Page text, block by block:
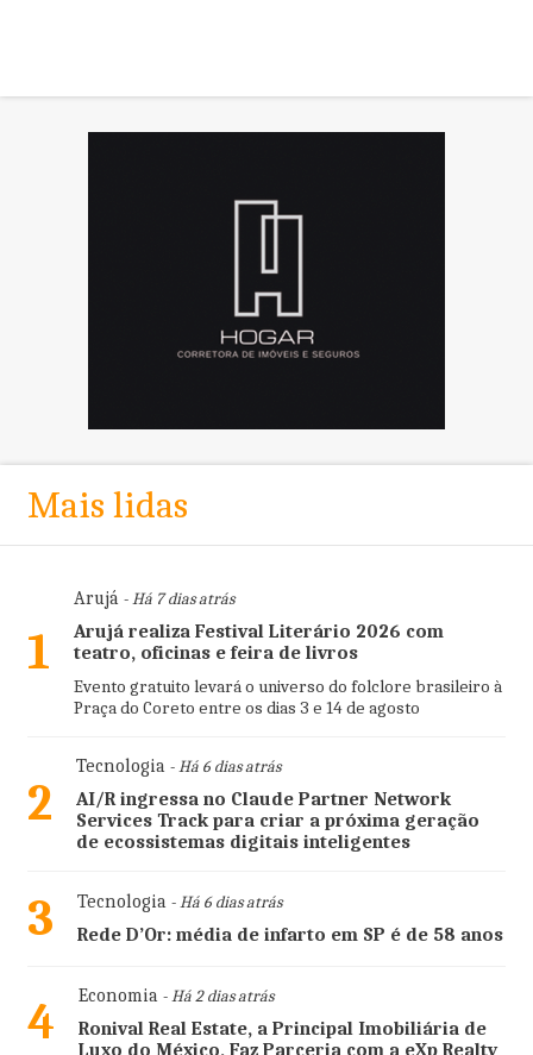
Mais lidas
1
Arujá- Há 7 dias atrás
Arujá realiza Festival Literário 2026 com
teatro, oficinas e feira de livros
Evento gratuito levará o universo do folclore brasileiro à
Praça do Coreto entre os dias 3 e 14 de agosto
2
Tecnologia- Há 6 dias atrás
AI/R ingressa no Claude Partner Network
Services Track para criar a próxima geração
de ecossistemas digitais inteligentes
3 Tecnologia- Há 6 dias atrás
Rede D’Or: média de infarto em SP é de 58 anos
4 Economia- Há 2 dias atrás
Ronival Real Estate, a Principal Imobiliária de
Luxo do México, Faz Parceria com a eXp Realty